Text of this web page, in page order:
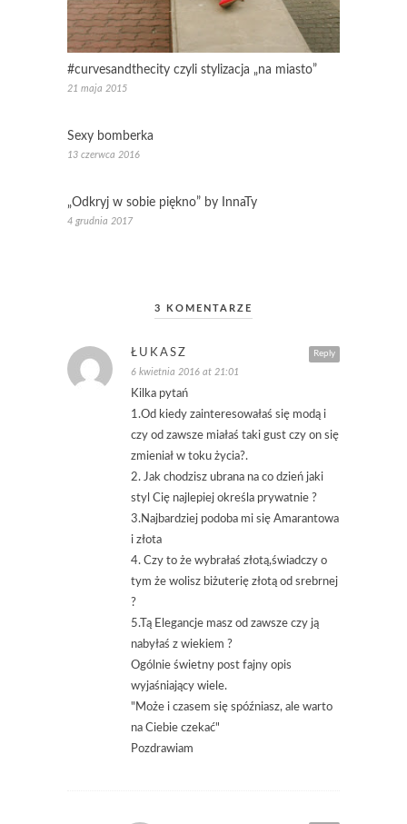
#curvesandthecity czyli stylizacja „na miasto”
21 maja 2015
Sexy bomberka
13 czerwca 2016
„Odkryj w sobie piękno” by InnaTy
4 grudnia 2017
3 KOMENTARZE
Reply
ŁUKASZ
6 kwietnia 2016 at 21:01
Kilka pytań
1.Od kiedy zainteresowałaś się modą i
czy od zawsze miałaś taki gust czy on się
zmieniał w toku życia?.
2. Jak chodzisz ubrana na co dzień jaki
styl Cię najlepiej określa prywatnie ?
3.Najbardziej podoba mi się Amarantowa
i złota
4. Czy to że wybrałaś złotą,świadczy o
tym że wolisz biżuterię złotą od srebrnej
?
5.Tą Elegancje masz od zawsze czy ją
nabyłaś z wiekiem ?
Ogólnie świetny post fajny opis
wyjaśniający wiele.
"Może i czasem się spóźniasz, ale warto
na Ciebie czekać"
Pozdrawiam